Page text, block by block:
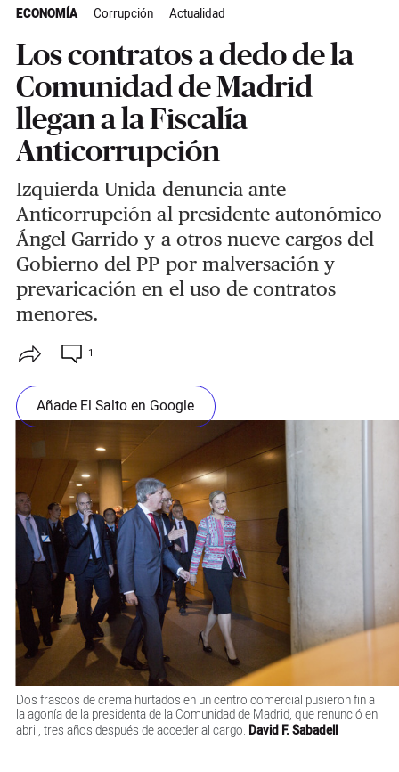
ECONOMÍA Corrupción Actualidad
Los contratos a dedo de la
Comunidad de Madrid
llegan a la Fiscalía
Anticorrupción
Izquierda Unida denuncia ante
Anticorrupción al presidente autonómico
Ángel Garrido y a otros nueve cargos del
Gobierno del PP por malversación y
prevaricación en el uso de contratos
menores.
1
Añade El Salto en Google
Dos frascos de crema hurtados en un centro comercial pusieron fin a
la agonía de la presidenta de la Comunidad de Madrid, que renunció en
abril, tres años después de acceder al cargo. David F. Sabadell